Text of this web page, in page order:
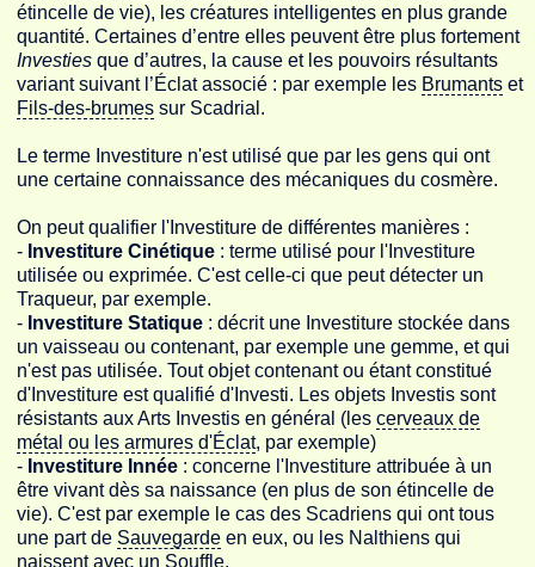
étincelle de vie), les créatures intelligentes en plus grande
quantité. Certaines d’entre elles peuvent être plus fortement
Investies que d’autres, la cause et les pouvoirs résultants
variant suivant l’Éclat associé : par exemple les Brumants et
Fils-des-brumes sur Scadrial .
Le terme Investiture n'est utilisé que par les gens qui ont
une certaine connaissance des mécaniques du cosmère.
On peut qualifier l'Investiture de différentes manières :
- Investiture Cinétique : terme utilisé pour l'Investiture
utilisée ou exprimée. C'est celle-ci que peut détecter un
Traqueur, par exemple.
- Investiture Statique : décrit une Investiture stockée dans
un vaisseau ou contenant, par exemple une gemme, et qui
n'est pas utilisée. Tout objet contenant ou étant constitué
d'Investiture est qualifié d'Investi. Les objets Investis sont
résistants aux Arts Investis en général (les cerveaux de
métal ou les armures d'Éclat, par exemple)
- Investiture Innée : concerne l'Investiture attribuée à un
être vivant dès sa naissance (en plus de son étincelle de
vie). C'est par exemple le cas des Scadriens qui ont tous
une part de Sauvegarde en eux, ou les Nalthiens qui
naissent avec un Souffle.